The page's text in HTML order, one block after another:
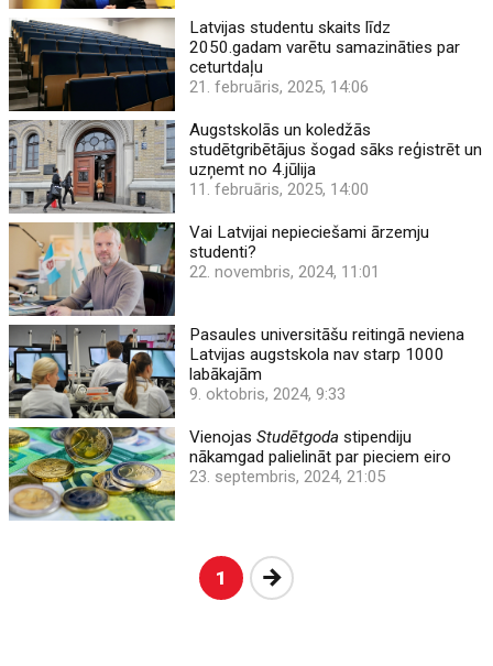
Latvijas studentu skaits līdz
2050.gadam varētu samazināties par
ceturtdaļu
21. februāris, 2025, 14:06
Augstskolās un koledžās
studētgribētājus šogad sāks reģistrēt un
uzņemt no 4.jūlija
11. februāris, 2025, 14:00
Vai Latvijai nepieciešami ārzemju
studenti?
22. novembris, 2024, 11:01
Pasaules universitāšu reitingā neviena
Latvijas augstskola nav starp 1000
labākajām
9. oktobris, 2024, 9:33
VienojasStudētgoda stipendiju
nākamgad palielināt par pieciem eiro
23. septembris, 2024, 21:05
1 Nākošā